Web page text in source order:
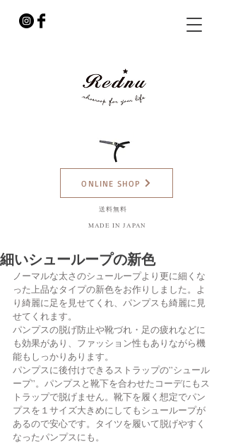
MADE IN JAPAN
ONLINE SHOP
​送料無料
細いシューループの新色
ノーマルな太さのシューループより更に細くな
った上品なタイプの新色をお作りしました。よ
り綺麗に足を見せてくれ、パンプスも綺麗に見
せてくれます。
パンプスの脱げ防止や靴づれ・足の疲れなどに
も効果があり、ファッション性もありながら機
能もしっかりあります。
パンプスに後付けできるストラップの”シュール
ープ”。パンプスと靴下を合わせたコーデにもス
トラップで脱げません。靴下を履く想定でパン
プスを１サイズ大きめにしてもシューループが
あるので安心です。タイツを履いて脱げやすく
なったパンプスにも。